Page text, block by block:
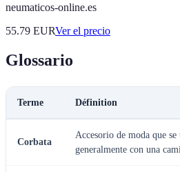
neumaticos-online.es
55.79 EURVer el precio
Glossario
Terme Définition
Corbata
Accesorio de moda que
generalmente con una